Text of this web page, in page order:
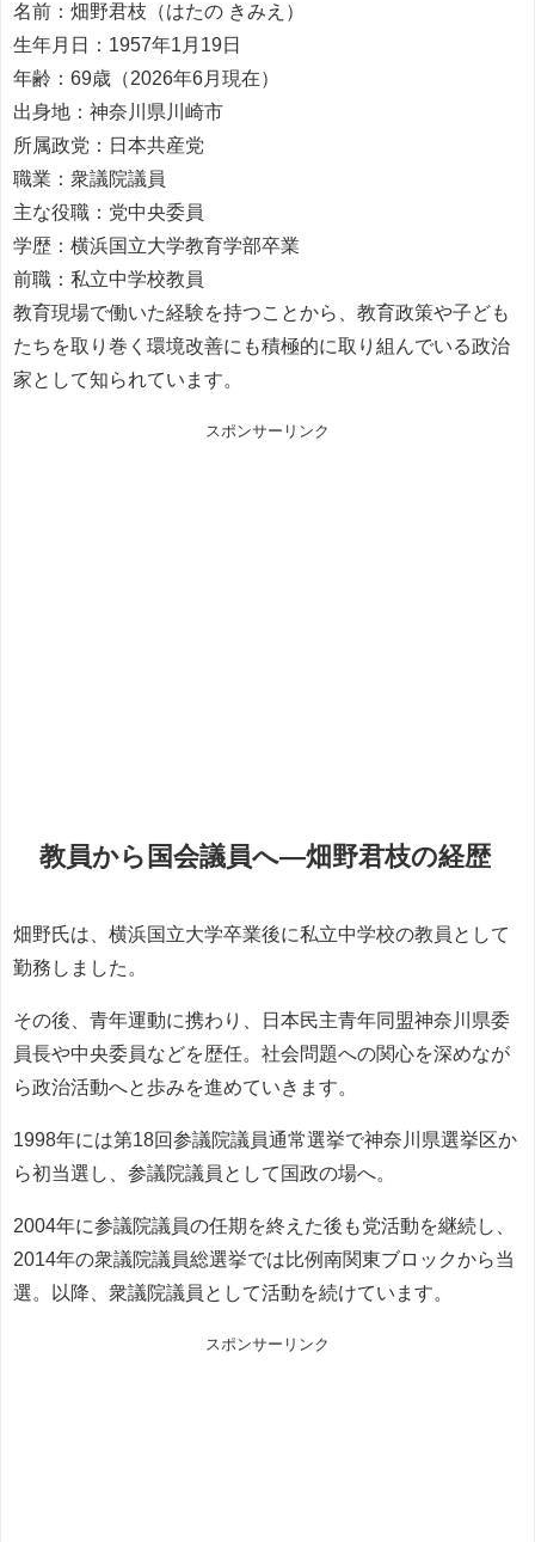
名前：畑野君枝（はたの きみえ）
生年月日：1957年1月19日
年齢：69歳（2026年6月現在）
出身地：神奈川県川崎市
所属政党：日本共産党
職業：衆議院議員
主な役職：党中央委員
学歴：横浜国立大学教育学部卒業
前職：私立中学校教員
教育現場で働いた経験を持つことから、教育政策や子ども
たちを取り巻く環境改善にも積極的に取り組んでいる政治
家として知られています。
スポンサーリンク
教員から国会議員へ―畑野君枝の経歴
畑野氏は、横浜国立大学卒業後に私立中学校の教員として
勤務しました。
その後、青年運動に携わり、日本民主青年同盟神奈川県委
員長や中央委員などを歴任。社会問題への関心を深めなが
ら政治活動へと歩みを進めていきます。
1998年には第18回参議院議員通常選挙で神奈川県選挙区か
ら初当選し、参議院議員として国政の場へ。
2004年に参議院議員の任期を終えた後も党活動を継続し、
2014年の衆議院議員総選挙では比例南関東ブロックから当
選。以降、衆議院議員として活動を続けています。
スポンサーリンク